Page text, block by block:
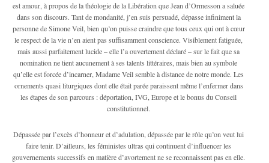
est amour, à propos de la théologie de la Libération que Jean d’Ormesson a saluée
dans son discours. Tant de mondanité, j’en suis persuadé, dépasse infiniment la
personne de Simone Veil, bien qu’on puisse craindre que tous ceux qui ont à cœur
le respect de la vie n’en aient pas suffisamment conscience. Visiblement fatiguée,
mais aussi parfaitement lucide – elle l’a ouvertement déclaré – sur le fait que sa
nomination ne tient aucunement à ses talents littéraires, mais bien au symbole
qu’elle est forcée d’incarner, Madame Veil semble à distance de notre monde. Les
ornements quasi liturgiques dont elle était parée paraissent même l’enfermer dans
les étapes de son parcours : déportation, IVG, Europe et le bonus du Conseil
constitutionnel.
Dépassée par l’excès d’honneur et d’adulation, dépassée par le rôle qu’on veut lui
faire tenir. D’ailleurs, les féministes ultras qui continuent d’influencer les
gouvernements successifs en matière d’avortement ne se reconnaissent pas en elle.